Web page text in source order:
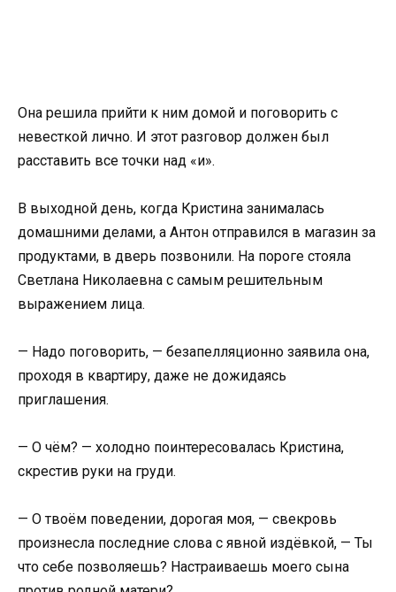
Она решила прийти к ним домой и поговорить с
невесткой лично. И этот разговор должен был
расставить все точки над «и».
В выходной день, когда Кристина занималась
домашними делами, а Антон отправился в магазин за
продуктами, в дверь позвонили. На пороге стояла
Светлана Николаевна с самым решительным
выражением лица.
— Надо поговорить, — безапелляционно заявила она,
проходя в квартиру, даже не дожидаясь
приглашения.
— О чём? — холодно поинтересовалась Кристина,
скрестив руки на груди.
— О твоём поведении, дорогая моя, — свекровь
произнесла последние слова с явной издёвкой, — Ты
что себе позволяешь? Настраиваешь моего сына